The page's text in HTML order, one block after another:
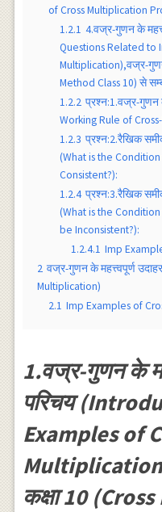
of Cross Multiplication
1.2.1 4.वज्र-गुणन के
Questions Related to
Multiplication),वज्र-
Method Class 10) से
1.2.2 प्रश्न:1.वज्र-गुणन
Working Rule of
1.2.3 प्रश्न:2.रैखिक
(What is the
Consistent?):
1.2.4 प्रश्न:3.रैखिक
(What is the
be Inconsistent?):
1.2.4.1 Imp
2 वज्र-गुणन के महत्त्वपूर्ण
Multiplication)
2.1 Imp Examples of
1.वज्र-गुणन के
परिचय
Examples of
कक्षा 10